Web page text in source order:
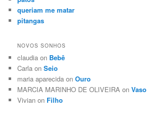
queriam me matar
pitangas
NOVOS SONHOS
claudia on Bebê
Carla onSeio
maria aparecida onOuro
MARCIA MARINHO DE OLIVEIRA onVaso
Vivian on Filho